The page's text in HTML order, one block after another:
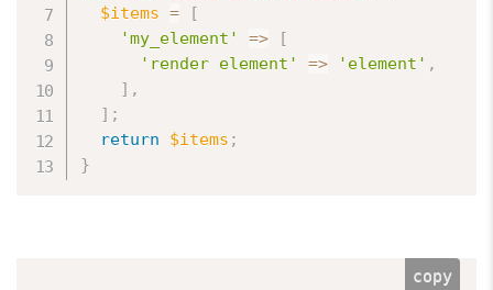
$items =
[
'my_element'
=>
[
'render element'
=> 'element' ,
] ,
] ;
return
$items ;
}
copy